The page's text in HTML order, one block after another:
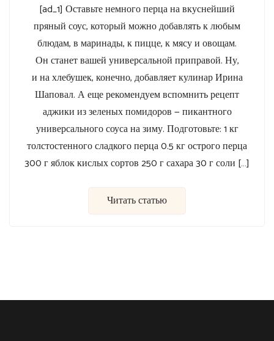
[ad_1] Оставьте немного перца на вкуснейший
пряный соус, который можно добавлять к любым
блюдам, в маринады, к пицце, к мясу и овощам.
Он станет вашей универсальной приправой. Ну,
и на хлебушек, конечно, добавляет кулинар Ирина
Шаповал. А еще рекомендуем вспомнить рецепт
аджики из зеленых помидоров — пикантного
универсального соуса на зиму. Подготовьте: 1 кг
толстостенного сладкого перца 0.5 кг острого перца
300 г яблок кислых сортов 250 г сахара 30 г соли […]
Читать статью